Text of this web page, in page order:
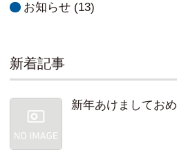
お知らせ (13)
新着記事
新年あけましてお